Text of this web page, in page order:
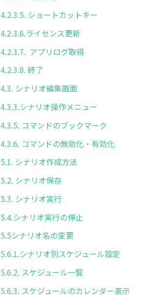
4.2.3.5. ショートカットキー
4.2.3.6.ライセンス更新
4.2.3.7. アプリログ取得
4.2.3.8. 終了
4.3. シナリオ編集画面
4.3.3.シナリオ操作メニュー
4.3.5. コマンドのブックマーク
4.3.6. コマンドの無効化・有効化
5.1. シナリオ作成方法
5.2. シナリオ保存
5.3. シナリオ実行
5.4.シナリオ実行の停止
5.5シナリオ名の変更
5.6.1.シナリオ別スケジュール設定
5.6.2. スケジュール一覧
5.6.3. スケジュールのカレンダー表示